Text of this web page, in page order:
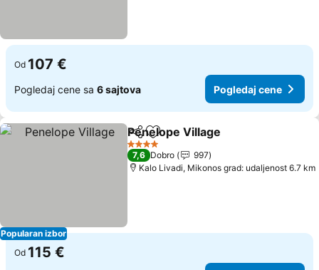
Od 107 €
Pogledaj cene sa 6 sajtova Pogledaj cene
Popularan izbor
Deli Dodati u favorite
Penelope Village
4 Zvezdice
7,6 Dobro
997
Kalo Livadi, Mikonos grad: udaljenost 6.7 km
Od 115 €